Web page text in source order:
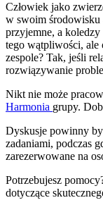
Człowiek jako
w swoim środowisku
przyjemne, a
tego wątpliwości,
zespole? Tak, jeśli
rozwiązywanie
Nikt nie może
Harmonia grupy.
Dyskusje powinny
zadaniami, podczas
zarezerwowane na
Potrzebujesz
dotyczące